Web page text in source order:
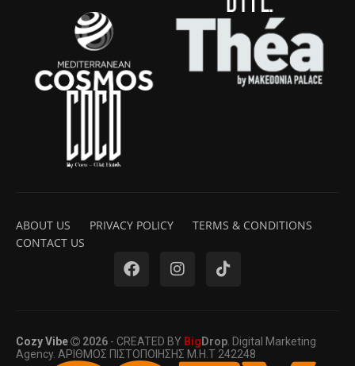
ABOUT US PRIVACY POLICY
TERMS & CONDITIONS
CONTACT US
Cozy Vibe 2026 - CREATED BY Big Drop . Digital Marketing
Agency. ΑΡΙΘΜΟΣ ΠΙΣΤΟΠΟΙΗΣΗΣ Μ.Η.Τ 242248